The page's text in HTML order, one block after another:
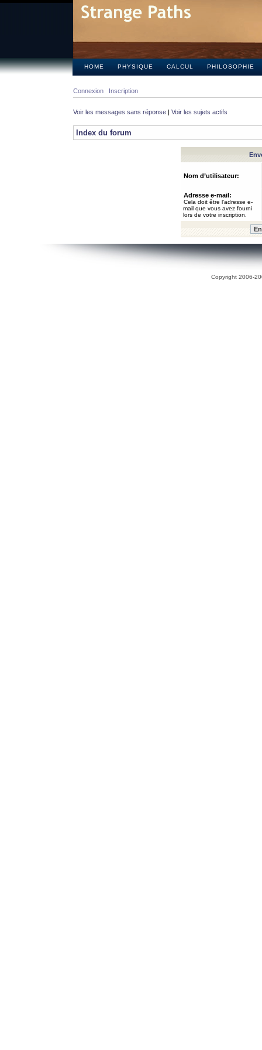
HOME PHYSIQUE CALCUL PHILOSOPHIE
Connexion Inscription
Voir les messages sans réponse | Voir les sujets actifs
Index du forum
Nom d’utilisateur:
Adresse e-mail:
Cela doit être l’adresse e-
mail que vous avez fourni
lors de votre inscription.
Copyright 2006-